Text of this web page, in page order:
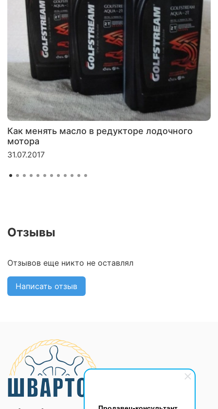
Как менять масло в редукторе лодочного
мотора
31.07.2017
Отзывы
Отзывов еще никто не оставлял
Написать отзыв